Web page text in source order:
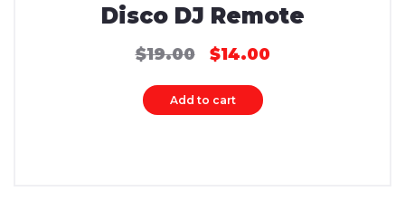
Rated
5.00
out of 5
Disco DJ Remote
$19.00 $14.00
Add to cart